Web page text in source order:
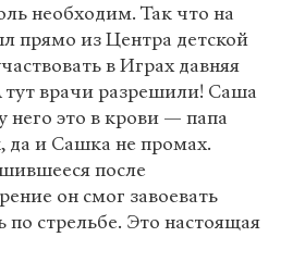
необходим. Так что на
прямо из Центра детской
в Играх давняя
врачи разрешили! Саша
него это в крови — папа
и Сашка не промах.
после
он смог завоевать
стрельбе. Это настоящая